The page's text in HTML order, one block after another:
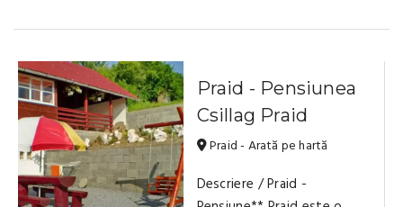
Praid - Pensiunea
Csillag Praid
Praid - Arată pe hartă
Descriere / Praid -